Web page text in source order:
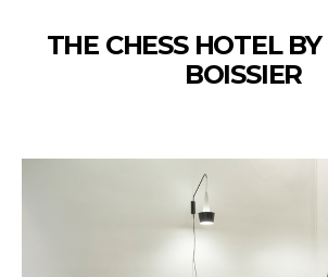
THE CHESS HOTEL
BOISSIER